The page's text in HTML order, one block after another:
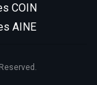
COIN
AINE